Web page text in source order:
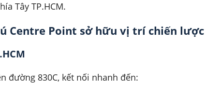
Tây TP.HCM.
Centre Point sở hữu vị trí chiến lược
đường 830C, kết nối nhanh đến: